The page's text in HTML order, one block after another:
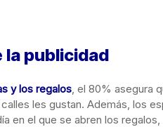
publicidad
y los regalos, el 80% asegura
les gustan. Además, los
en el que se abren los regalos,